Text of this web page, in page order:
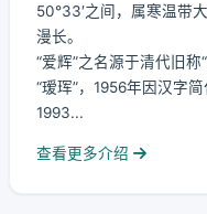
50°33′之间，属寒温带
漫长。
“爱辉”之名源于清代旧称
“瑷珲”，1956年因汉字
1993...
查看更多介绍